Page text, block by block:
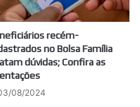
recém-
no Bolsa Família
dúvidas; Confira as
08/2024